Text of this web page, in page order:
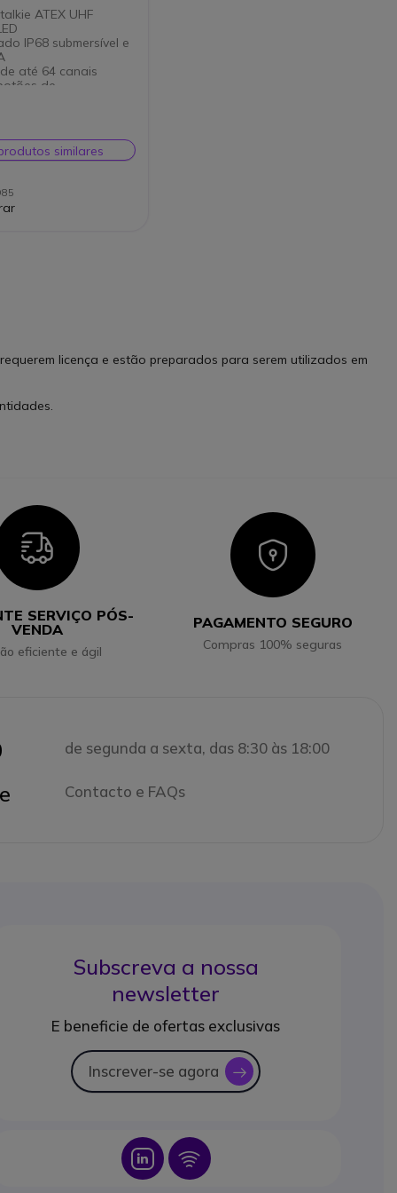
ATEX UHF
IP68 submersível e
até 64 canais
de
de saída 1W, ATEX
similares
licença e estão preparados para serem utilizados em
Icon
SERVIÇO PÓS-
VENDA
eficiente e ágil
Icon
PAGAMENTO SEGURO
Compras 100% seguras
de segunda a sexta, das 8:30 às 18:00
Contacto e FAQs
Subscreva a nossa
newsletter
E beneficie de ofertas exclusivas
Inscrever-se agora icon
Icon Icon